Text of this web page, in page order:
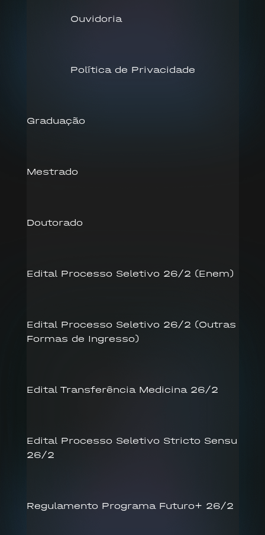
Ouvidoria
Política de Privacidade
Graduação
Mestrado
Doutorado
Edital Processo Seletivo 26/2 (Enem)
Edital Processo Seletivo 26/2 (Outras
Formas de Ingresso)
Edital Transferência Medicina 26/2
Edital Processo Seletivo Stricto Sensu
26/2
Regulamento Programa Futuro+ 26/2